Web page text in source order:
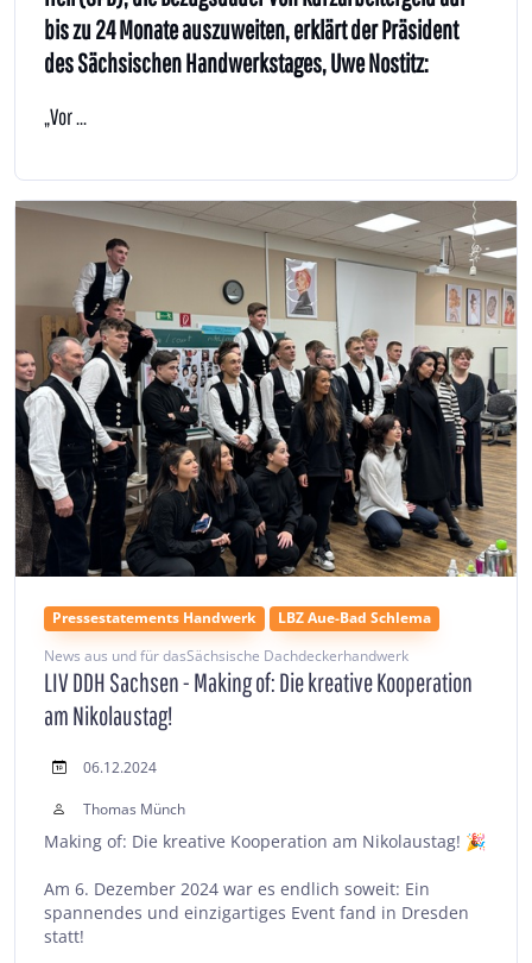
bis zu 24 Monate auszuweiten, erklärt der Präsident
des Sächsischen Handwerkstages, Uwe Nostitz:
„Vor ...
Pressestatements Handwerk
LBZ Aue-Bad Schlema
News aus und für dasSächsische Dachdeckerhandwerk
LIV DDH Sachsen - Making of: Die kreative Kooperation
am Nikolaustag!
06.12.2024
Thomas Münch
Making of: Die kreative Kooperation am Nikolaustag! 🎉
Am 6. Dezember 2024 war es endlich soweit: Ein
spannendes und einzigartiges Event fand in Dresden
statt!